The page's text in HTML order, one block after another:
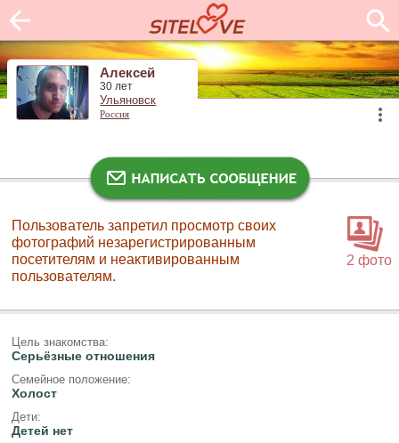
Алексей
30 лет
Ульяновск
Россия
2 фото
Пользователь запретил просмотр своих
фотографий незарегистрированным
посетителям и неактивированным
пользователям.
Цель знакомства:
Серьёзные отношения
Семейное положение:
Холост
Дети:
Детей нет